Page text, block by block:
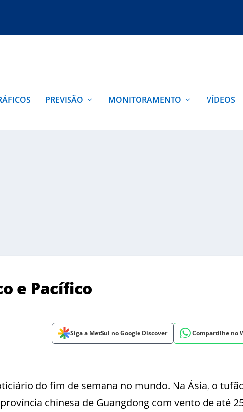
PREVISÃO MONITORAMENTO VÍDEOS
e Pacífico
Siga a MetSul no Google Discover Compartilhe no
do fim de semana no mundo. Na Ásia, o
chinesa de Guangdong com vento de até